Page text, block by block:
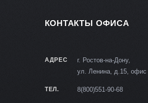
КОНТАКТЫ ОФИСА
АДРЕС
г. Ростов-на-Дону,
ул. Ленина, д.15, офис
ТЕЛ. 8(800)551-90-68